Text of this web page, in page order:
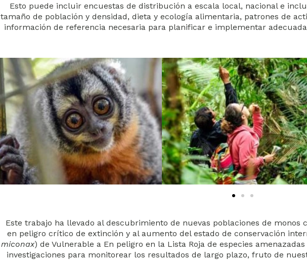
Esto puede incluir encuestas de distribución a escala local, nacional e
tamaño de población y densidad, dieta y ecología alimentaria, patrones de
información de referencia necesaria para planificar e implementar
Este trabajo ha llevado al descubrimiento de nuevas poblaciones de monos
en peligro crítico de extinción y al aumento del estado de conservación
miconax) de Vulnerable a En peligro en la Lista Roja de especies
investigaciones para monitorear los resultados de largo plazo, fruto de